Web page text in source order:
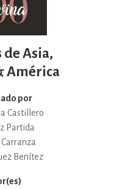
de Asia,
América
por
Castillero
Partida
Benítez